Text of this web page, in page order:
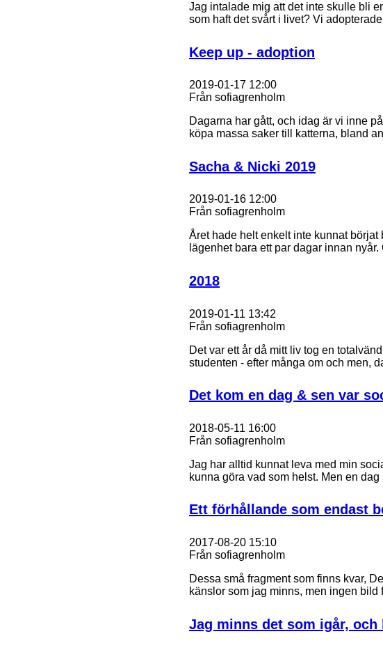
Jag intalade mig att det inte skulle bli
som haft det svårt i livet? Vi
Keep up - adoption
2019-01-17 12:00
Från sofiagrenholm
Dagarna har gått, och idag är vi inne
köpa massa saker till katterna, bland
Sacha & Nicki 2019
2019-01-16 12:00
Från sofiagrenholm
Året hade helt enkelt inte kunnat
lägenhet bara ett par dagar innan
2018
2019-01-11 13:42
Från sofiagrenholm
Det var ett år då mitt liv tog en
studenten - efter många om och men,
Det kom en dag & sen var
2018-05-11 16:00
Från sofiagrenholm
Jag har alltid kunnat leva med min
kunna göra vad som helst. Men en
Ett förhållande som endast
2017-08-20 15:10
Från sofiagrenholm
Dessa små fragment som finns kvar,
känslor som jag minns, men ingen
Jag minns det som igår,